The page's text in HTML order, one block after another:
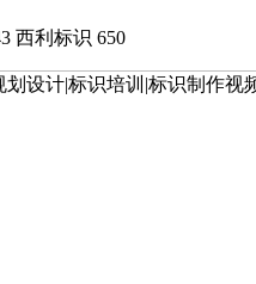
西利标识 650